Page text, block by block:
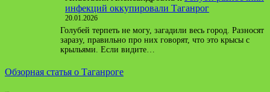
инфекций оккупировали Таганрог
20.01.2026
Голубей терпеть не могу, загадили весь город. Разносят
заразу, правильно про них говорят, что это крысы с
крыльями. Если видите…
Обзорная статья о Таганроге